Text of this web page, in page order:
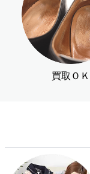
買取ＯＫ